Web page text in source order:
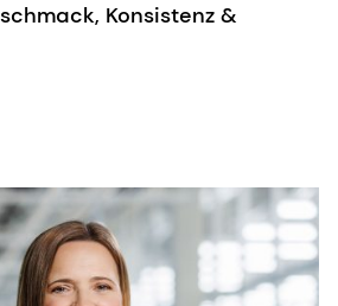
Konsistenz &